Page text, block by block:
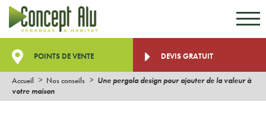
POINTS DE VENTE DEVIS GRATUIT
Accueil Nos conseils
Une pergola design pour ajouter de la valeur à
votre maison